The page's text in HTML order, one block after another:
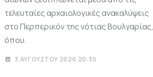
τελευταίες αρχαιολογικές ανακαλύψεις
στο Περπερικόν της νότιας Βουλγαρίας,
όπου.
3 ΑΥΓΟΎΣΤΟΥ 2026 20:30